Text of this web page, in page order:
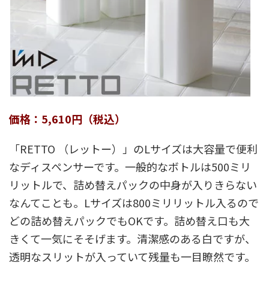
価格：5,610円（税込）
「RETTO （レットー）」のLサイズは大容量で便利
なディスペンサーです。一般的なボトルは500ミリ
リットルで、詰め替えパックの中身が入りきらない
なんてことも。Lサイズは800ミリリットル入るので
どの詰め替えパックでもOKです。詰め替え口も大
きくて一気にそそげます。清潔感のある白ですが、
透明なスリットが入っていて残量も一目瞭然です。